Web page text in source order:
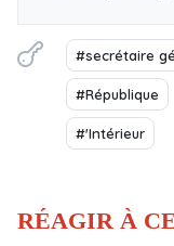
#secrétaire
#République
#'Intérieur